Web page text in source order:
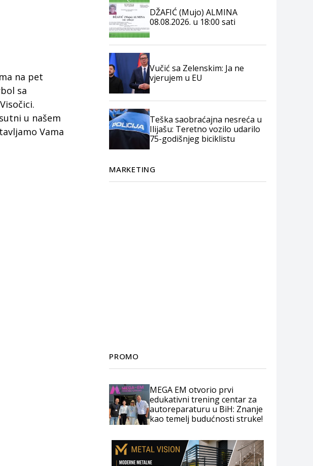
na pet
sa
u našem
Vama
DŽAFIĆ (Mujo) ALMINA
08.08.2026. u 18:00 sati
Vučić sa Zelenskim: Ja ne
vjerujem u EU
Teška saobraćajna nesreća u
Ilijašu: Teretno vozilo udarilo
75-godišnjeg biciklistu
MARKETING
PROMO
MEGA EM otvorio prvi
edukativni trening centar za
autoreparaturu u BiH: Znanje
kao temelj budućnosti struke!